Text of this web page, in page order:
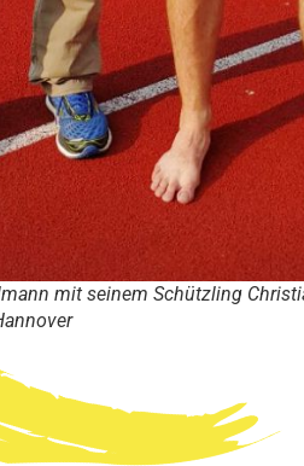
mit seinem Schützling